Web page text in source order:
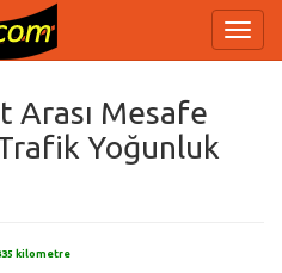
Arası Mesafe
Yoğunluk
kilometre